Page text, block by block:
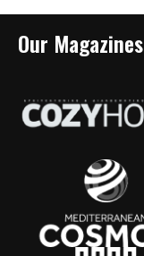
Our Magazines